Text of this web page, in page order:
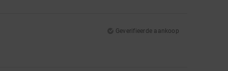
Geverifieerde aankoop